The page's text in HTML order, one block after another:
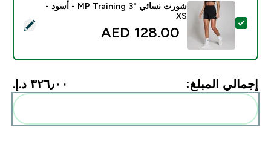
تحديد هذا المنتج - شورت نسائي "MP Training 3 - أسود - XS
شورت نسائي "MP Training 3 - أسود -
XS
128.00 AED‎
إجمالي المبلغ: ٣٢٦٫٠٠ د.إ.‏‎